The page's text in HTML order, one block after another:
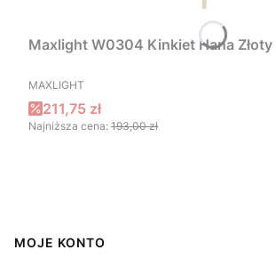
Maxlight W0304 Kinkiet Hana Złoty
PRODUCENT
MAXLIGHT
Cena promocyjna
211,75 zł
Najniższa cena: 193,00 zł
Linki w stopce
MOJE KONTO